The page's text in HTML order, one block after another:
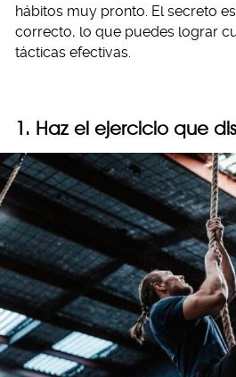
hábitos muy pronto. El secreto
correcto, lo que puedes lograr
tácticas efectivas.
1. Haz el ejercicio que